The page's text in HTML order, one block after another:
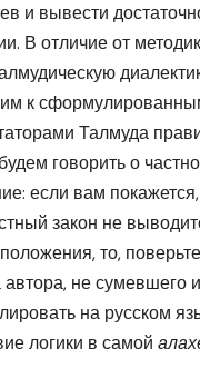
и вывести
В отличие от
к
Талмуда
говорить о
если вам
закон не
то,
автора, не сумевшего
на русском
логики в самой